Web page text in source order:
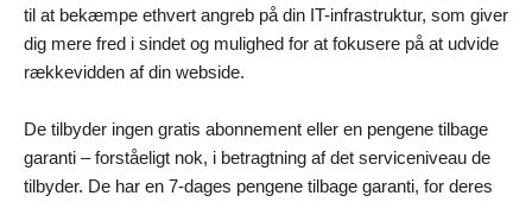
til at bekæmpe ethvert angreb på din IT-infrastruktur, som giver
dig mere fred i sindet og mulighed for at fokusere på at udvide
rækkevidden af din webside.
De tilbyder ingen gratis abonnement eller en pengene tilbage
garanti – forståeligt nok, i betragtning af det serviceniveau de
tilbyder. De har en 7-dages pengene tilbage garanti, for deres